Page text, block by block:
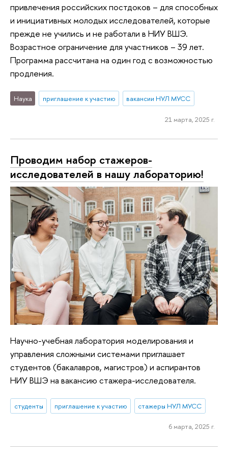
привлечения российских постдоков – для способных
и инициативных молодых исследователей, которые
прежде не учились и не работали в НИУ ВШЭ.
Возрастное ограничение для участников – 39 лет.
Программа рассчитана на один год с возможностью
продления.
Наука приглашение к участию вакансии НУЛ МУСС
21 марта, 2025 г.
Проводим набор стажеров-
исследователей в нашу лабораторию!
Научно-учебная лаборатория моделирования и
управления сложными системами приглашает
студентов (бакалавров, магистров) и аспирантов
НИУ ВШЭ на вакансию стажера-исследователя.
студенты приглашение к участию стажеры НУЛ МУСС
6 марта, 2025 г.